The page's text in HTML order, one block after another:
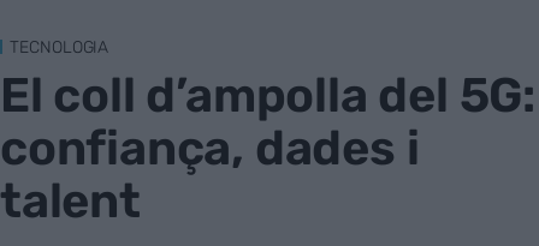
TECNOLOGIA
El coll d’ampolla del 5G:
confiança, dades i
talent